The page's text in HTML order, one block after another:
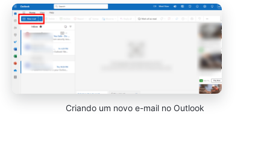
Criando um novo e-mail no Outlook